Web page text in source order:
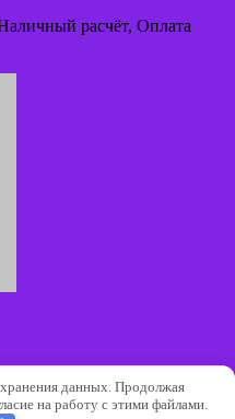
расчёт, Оплата
наWordPress |Тема
данных. Продолжая
на работу с этими файлами.